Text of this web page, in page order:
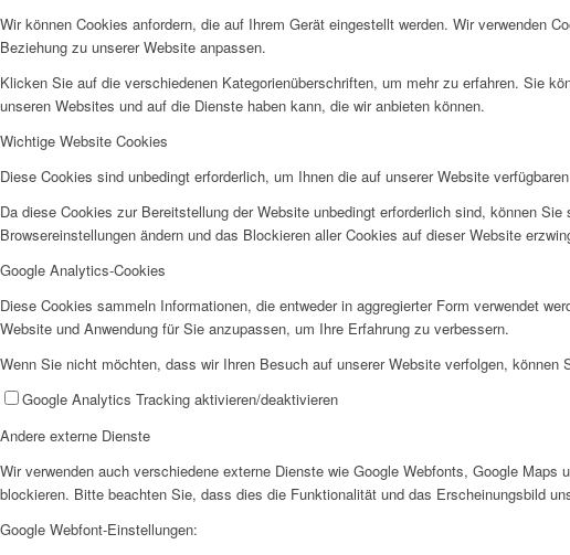
Wir können Cookies anfordern, die auf Ihrem Gerät eingestellt werden. Wir verwenden
Beziehung zu unserer Website anpassen.
Klicken Sie auf die verschiedenen Kategorienüberschriften, um mehr zu erfahren. Sie
unseren Websites und auf die Dienste haben kann, die wir anbieten können.
Wichtige Website Cookies
Diese Cookies sind unbedingt erforderlich, um Ihnen die auf unserer Website
Da diese Cookies zur Bereitstellung der Website unbedingt erforderlich sind, können
Browsereinstellungen ändern und das Blockieren aller Cookies auf dieser Website
Google Analytics-Cookies
Diese Cookies sammeln Informationen, die entweder in aggregierter Form verwendet
Website und Anwendung für Sie anzupassen, um Ihre Erfahrung zu verbessern.
Wenn Sie nicht möchten, dass wir Ihren Besuch auf unserer Website verfolgen, können
Google Analytics Tracking aktivieren/deaktivieren
Andere externe Dienste
Wir verwenden auch verschiedene externe Dienste wie Google Webfonts, Google
blockieren. Bitte beachten Sie, dass dies die Funktionalität und das Erscheinungsbild
Google Webfont-Einstellungen: